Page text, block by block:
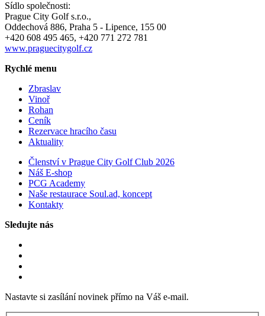
Sídlo společnosti:
Prague City Golf s.r.o.,
Oddechová 886, Praha 5 - Lipence, 155 00
+420 608 495 465, +420 771 272 781
www.praguecitygolf.cz
Rychlé menu
Zbraslav
Vinoř
Rohan
Ceník
Rezervace hracího času
Aktuality
Členství v Prague City Golf Club 2026
Náš E-shop
PCG Academy
Naše restaurace Soul.ad, koncept
Kontakty
Sledujte nás
Nastavte si zasílání novinek přímo na Váš e-mail.